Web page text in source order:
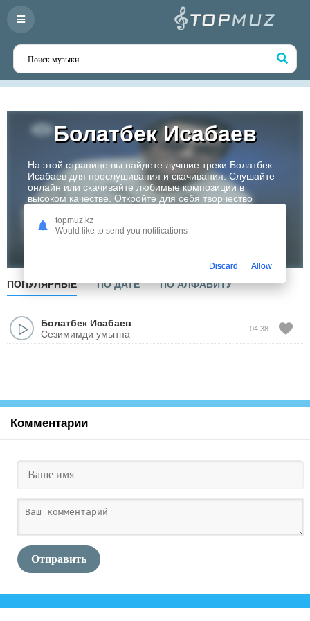
Болатбек Исабаев
На этой странице вы найдете лучшие треки Болатбек
Исабаев для прослушивания и скачивания. Слушайте
онлайн или скачивайте любимые композиции в
высоком качестве. Откройте для себя творчество
Слушать
ПОПУЛЯРНЫЕ ПО ДАТЕ ПО АЛФАВИТУ
Болатбек Исабаев
Сезимимди умытпа
04:38
Комментарии
Отправить
topmuz.kz
Would like to send you notifications
Discard Allow